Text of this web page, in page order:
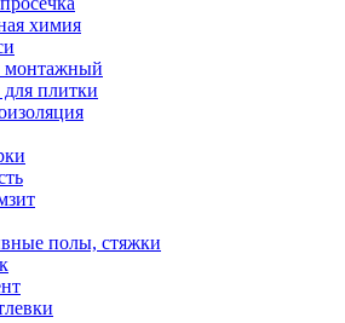
химия
монтажный
плитки
полы, стяжки